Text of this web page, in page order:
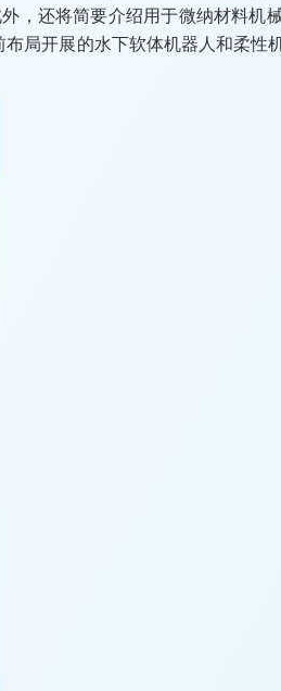
，还将简要介绍用于微纳材料机
局开展的水下软体机器人和柔性